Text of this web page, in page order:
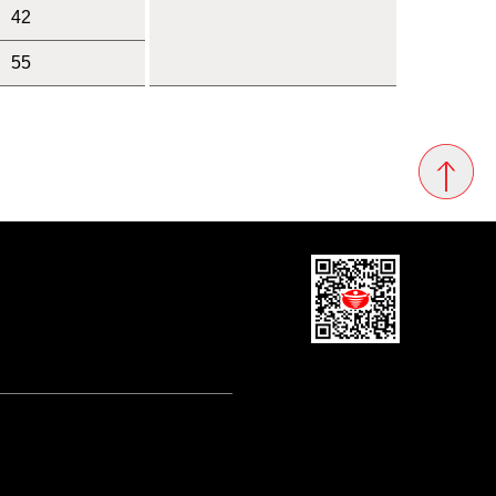
42
55